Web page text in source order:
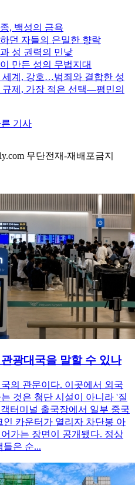
, 백성의 금욕
던 자들의 은밀한 향락
성 권력의 민낯
만든 성의 무법지대
계, 강호…범죄와 결합한 성
제, 가장 적은 선택―평민의
기사
무단전재-재배포금지
광대국을 말할 수 있나
의 관문이다. 이곳에서 외국
것은 첨단 시설이 아니라 '질
터미널 출국장에서 일부 중국
카운터가 열리자 차단봉 아
가는 장면이 공개됐다. 정상
들은 순...